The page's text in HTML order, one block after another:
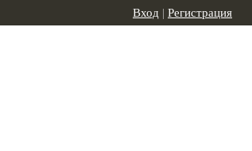
Вход | Регистрация